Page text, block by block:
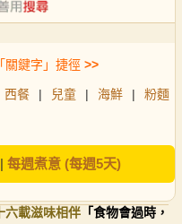
關鍵字」捷徑 >>
西餐 | 兒童 | 海鮮 |
粉麵
每週煮意 (每週5天)
六載滋味相伴 「食物會過時，